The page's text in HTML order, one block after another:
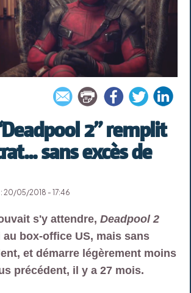
2” remplit
sans excès de
20/05/2018 - 17:46
s'y attendre,Deadpool 2
box-office US, mais sans
et démarre légèrement moins
précédent, il y a 27 mois.